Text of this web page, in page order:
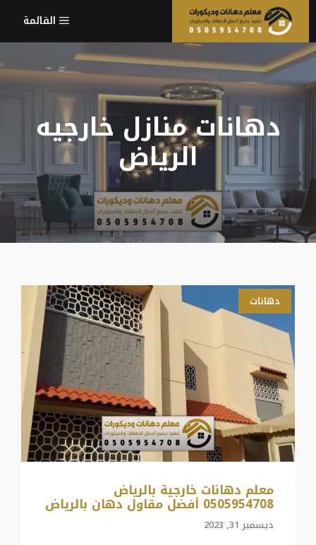
المحتوى
القائمة
دهانات منازل خارجيه
الرياض
دهانات
معلم دهانات خارجية بالرياض
0505954708 أفضل مقاول دهان بالرياض
ديسمبر 31, 2023